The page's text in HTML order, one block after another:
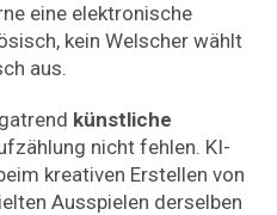
eine elektronische
kein Welscher wählt
aus.
künstliche
nicht fehlen. KI-
kreativen Erstellen von
Ausspielen derselben